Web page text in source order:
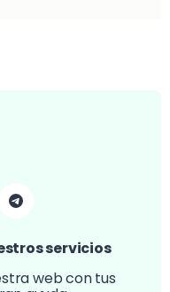
servicios
web con tus